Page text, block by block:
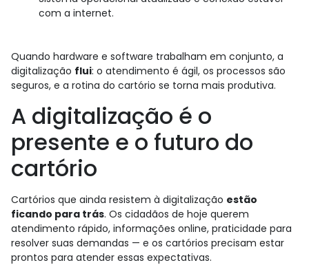
com a internet.
Quando hardware e software trabalham em conjunto, a
digitalização flui: o atendimento é ágil, os processos são
seguros, e a rotina do cartório se torna mais produtiva.
A digitalização é o
presente e o futuro do
cartório
Cartórios que ainda resistem à digitalização estão
ficando para trás. Os cidadãos de hoje querem
atendimento rápido, informações online, praticidade para
resolver suas demandas — e os cartórios precisam estar
prontos para atender essas expectativas.